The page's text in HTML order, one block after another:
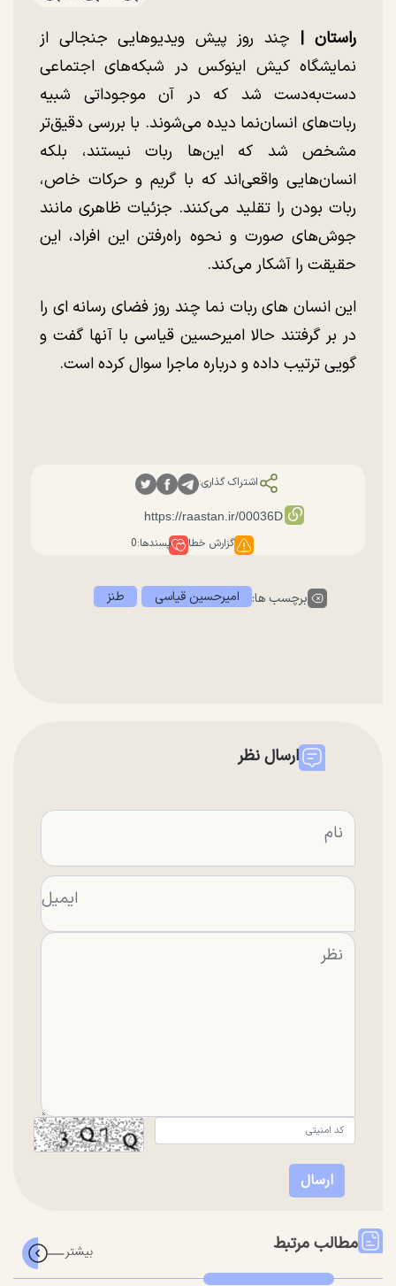
راستان | چند روز پیش ویدیوهایی جنجالی از
نمایشگاه کیش اینوکس در شبکه‌های اجتماعی
دست‌به‌دست شد که در آن موجوداتی شبیه
ربات‌های انسان‌نما دیده می‌شوند. با بررسی دقیق‌تر
مشخص شد که این‌ها ربات نیستند، بلکه
انسان‌هایی واقعی‌اند که با گریم و حرکات خاص،
ربات بودن را تقلید می‌کنند. جزئیات ظاهری مانند
جوش‌های صورت و نحوه راه‌رفتن این افراد، این
حقیقت را آشکار می‌کند.
این انسان های ربات نما چند روز فضای رسانه ای را
در بر گرفتند حالا امیرحسین قیاسی با آنها گفت و
گویی ترتیب داده و درباره ماجرا سوال کرده است.
اشتراک گذاری:
گزارش خطا پسندها:0
برچسب ها: امیرحسین قیاسی طنز
ارسال نظر
مطالب مرتبط